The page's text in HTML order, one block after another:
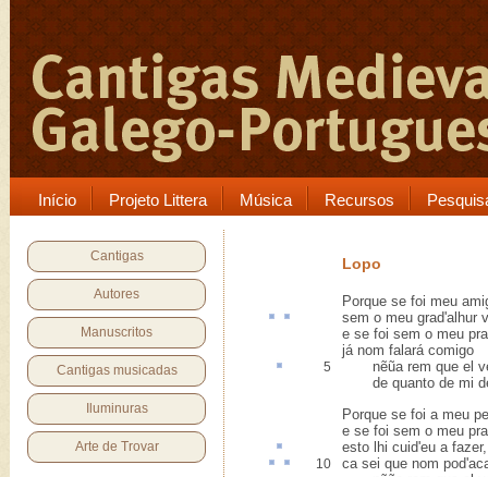
Início Projeto Littera Música Recursos
Cantigas
Autores
Manuscritos
Cantigas musicadas
Iluminuras
Arte de Trovar
Lopo
Porque se foi meu
sem o meu grad'alhur
e se foi sem o meu
já nom falará comigo
5 nẽũa rem que el
de quanto de mi
Porque se foi a meu
e se foi sem o meu
esto lhi cuid'eu a fazer,
10 ca sei que nom pod'